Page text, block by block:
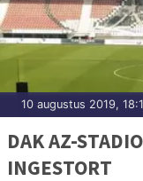
10 augustus 2019,
DAK AZ-
INGESTORT